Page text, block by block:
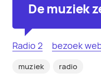
De muziek
Radio 2 bezoek
muziek radio